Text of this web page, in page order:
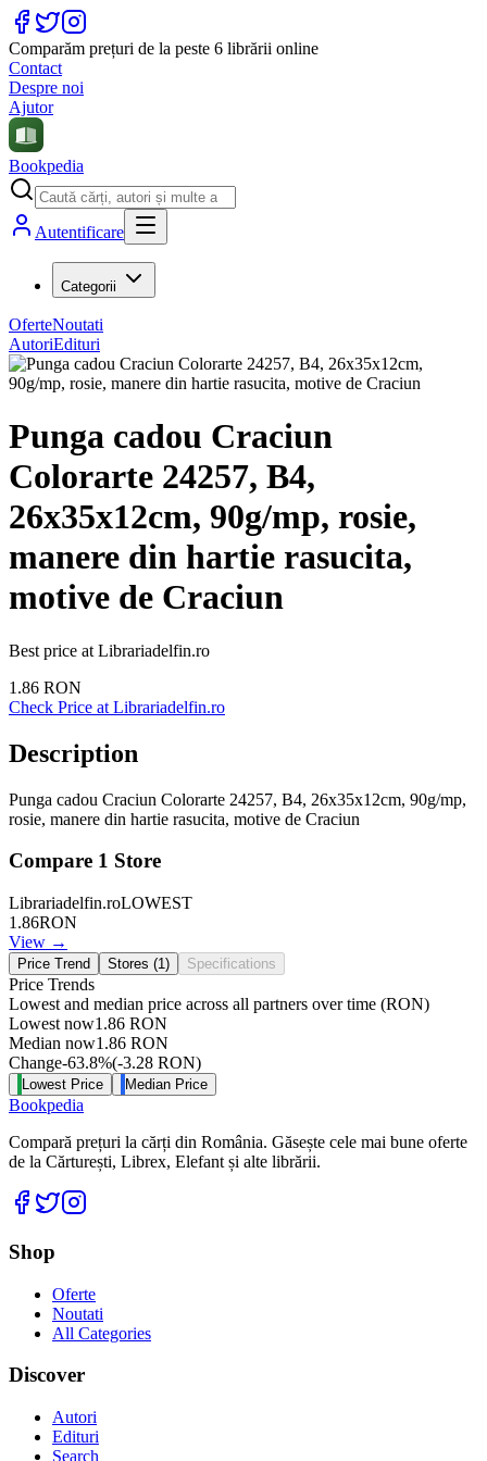
Comparăm prețuri de la peste 6 librării online
Contact
Despre noi
Ajutor
Bookpedia
Autentificare
Categorii
OferteNoutati
AutoriEdituri
Punga cadou Craciun
Colorarte 24257, B4,
26x35x12cm, 90g/mp, rosie,
manere din hartie rasucita,
motive de Craciun
Best price at Librariadelfin.ro
1.86 RON
Check Price at Librariadelfin.ro
Description
Punga cadou Craciun Colorarte 24257, B4, 26x35x12cm, 90g/mp,
rosie, manere din hartie rasucita, motive de Craciun
Compare 1 Store
Librariadelfin.roLOWEST
1.86RON
View →
Price Trend Stores (1) Specifications
Price Trends
Lowest and median price across all partners over time (RON)
Lowest now1.86 RON
Median now1.86 RON
Change-63.8%(-3.28 RON)
Lowest Price Median Price
Bookpedia
Compară prețuri la cărți din România. Găsește cele mai bune oferte
de la Cărturești, Librex, Elefant și alte librării.
Facebook
Twitter
Shop
Oferte
Noutati
All Categories
Discover
Autori
Edituri
Search